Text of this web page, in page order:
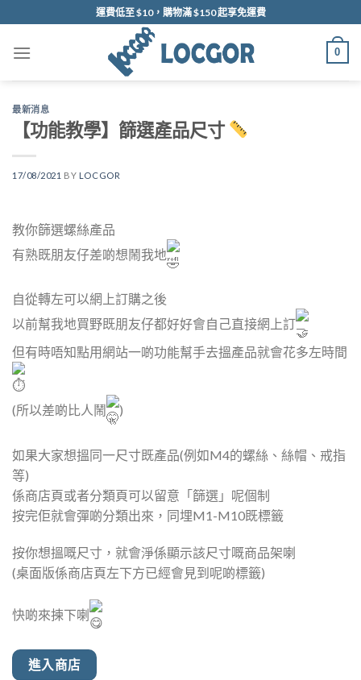
to
content
運費低至 $10，購物滿 $150 起享免運費
0
最新消息
【功能教學】篩選產品尺寸
17/08/2021 BY LOCGOR
教你篩選螺絲產品
有熟既朋友仔差啲想鬧我地
自從轉左可以網上訂購之後
以前幫我地買野既朋友仔都好好會自己直接網上訂
但有時唔知點用網站一啲功能幫手去搵產品就會花多左時間
(所以差啲比人鬧 )
如果大家想搵同一尺寸既產品(例如M4的螺絲、絲帽、戒指
等)
係商店頁或者分類頁可以留意「篩選」呢個制
按完佢就會彈啲分類出來，同埋M1-M10既標籤
按你想搵嘅尺寸，就會淨係顯示該尺寸嘅商品架喇
(桌面版係商店頁左下方已經會見到呢啲標籤)
快啲來揀下喇
進入商店